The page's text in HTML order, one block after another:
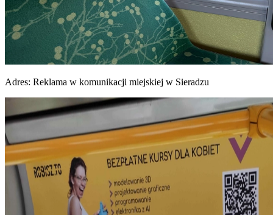
Adres: Reklama w komunikacji miejskiej w Sieradzu